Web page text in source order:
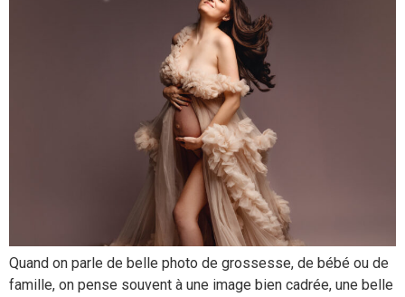
Quand on parle de belle photo de grossesse, de bébé ou de
famille, on pense souvent à une image bien cadrée, une belle